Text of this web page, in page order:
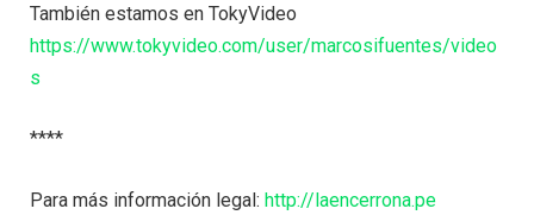
También estamos en TokyVideo
https://www.tokyvideo.com/user/marcosifuentes/video
s
****
Para más información legal: http://laencerrona.pe